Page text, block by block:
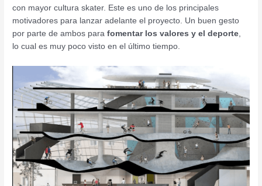
con mayor cultura skater. Este es uno de los principales
motivadores para lanzar adelante el proyecto. Un buen gesto
por parte de ambos parafomentar los valores y el deporte
lo cual es muy poco visto en el último tiempo.